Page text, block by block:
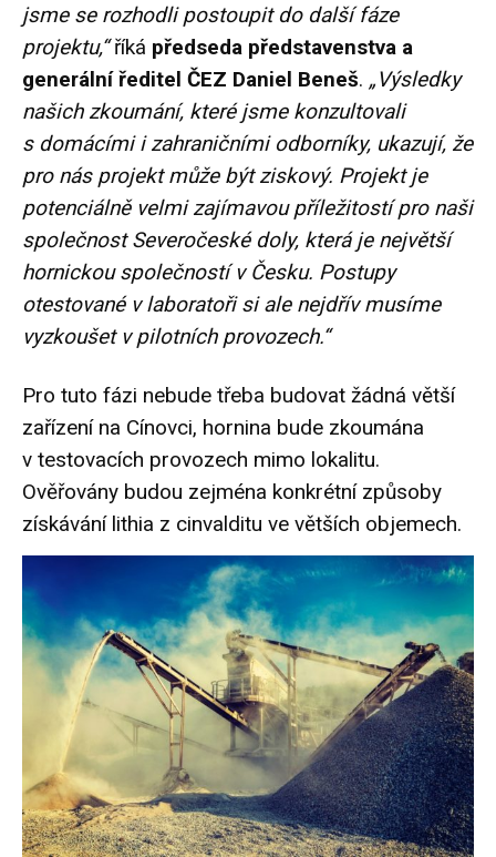
jsme se rozhodli postoupit do další fáze
projektu,“říká předseda představenstva a
generální ředitel ČEZ Daniel Beneš. „Výsledky
našich zkoumání, které jsme konzultovali
s domácími i zahraničními odborníky, ukazují, že
pro nás projekt může být ziskový. Projekt je
potenciálně velmi zajímavou příležitostí pro naši
společnost Severočeské doly, která je největší
hornickou společností v Česku. Postupy
otestované v laboratoři si ale nejdřív musíme
vyzkoušet v pilotních provozech.“
Pro tuto fázi nebude třeba budovat žádná větší
zařízení na Cínovci, hornina bude zkoumána
v testovacích provozech mimo lokalitu.
Ověřovány budou zejména konkrétní způsoby
získávání lithia z cinvalditu ve větších objemech.